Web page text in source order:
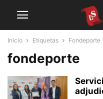
Inicio Etiquetas Fondeporte
fondeporte